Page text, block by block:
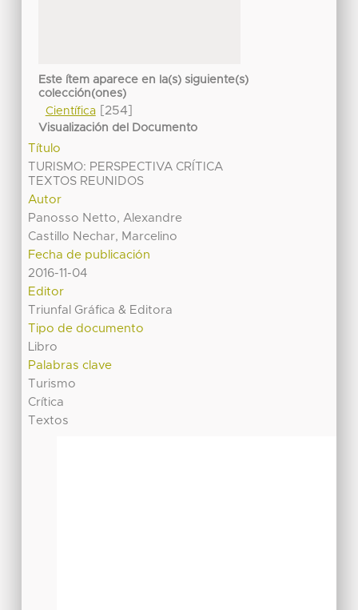
Este ítem aparece en la(s) siguiente(s)
colección(ones)
Científica[254]
Visualización del Documento
Título
TURISMO: PERSPECTIVA CRÍTICA
TEXTOS REUNIDOS
Autor
Panosso Netto, Alexandre
Castillo Nechar, Marcelino
Fecha de publicación
2016-11-04
Editor
Triunfal Gráfica & Editora
Tipo de documento
Libro
Palabras clave
Turismo
Crítica
Textos